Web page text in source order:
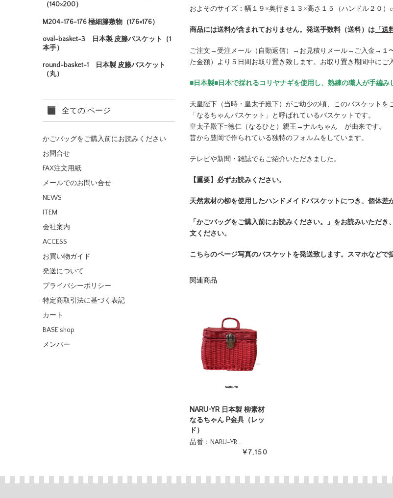
およそのサイズ：幅１９×奥行き１３×高さ１５（ハンドル２０
商品には送料が含まれておりません。発送手数料（送料）は 「送
ご注文→受注メール（自動返信）→お見積りメール→ご入金→１
た金額）より５日間お取り置き致します。お取り置き期間中にご
■日本製■日本で採れるコリヤナギを使用し、熟練の職人が手編み
天皇陛下（当時・皇太子殿下）がご幼少の頃、このバスケットを
「なるちゃんバスケット」と呼ばれているバスケットです。
皇太子殿下=徳仁（なるひと）親王→ナルちゃん が由来です。
昔から豊岡で作られている独特のフォルムをしています。
テレビや新聞・雑誌でもご紹介いただきました。
【重要】必ずお読みください。
天然素材の柳を使用したハンドメイドバスケットにつき、個体差
「かごバッグをご購入前にお読みください。」 をお読みいただき
文ください。
こちらのページ写真のバスケットを発送致します。スマホなどで
関連商品
NARU-YR 日本製 柳素材
なるちゃん P金具（レッ
ド）
品番：NARU-YR…
¥7,150
（140×200）
M204-176-176 極細籐敷物（176×176）
oval-basket-3 日本製 皮籐バスケット（1
本手）
round-basket-1 日本製 皮籐バスケット
（丸）
全ての ページ
かごバッグをご購入前にお読みください
お問合せ
FAX注文用紙
メールでのお問い合せ
NEWS
ITEM
会社案内
ACCESS
お買い物ガイド
発送について
プライバシーポリシー
特定商取引法に基づく表記
カート
BASE shop
メンバー